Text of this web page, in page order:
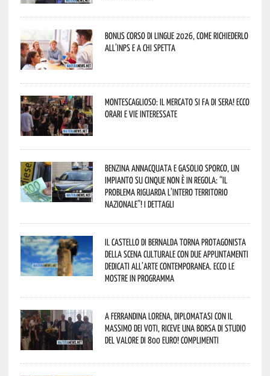
Bonus corso di lingue 2026, come richiederlo
all’INPS e a chi spetta
Montescaglioso: il mercato si fa di sera! Ecco
orari e vie interessate
Benzina annacquata e gasolio sporco, un
impianto su cinque non è in regola: “il
problema riguarda l’intero territorio
Nazionale”! I dettagli
Il Castello di Bernalda torna protagonista
della scena culturale con due appuntamenti
dedicati all’arte contemporanea. Ecco le
mostre in programma
A Ferrandina Lorena, diplomatasi con il
massimo dei voti, riceve una borsa di studio
del valore di 800 euro! Complimenti